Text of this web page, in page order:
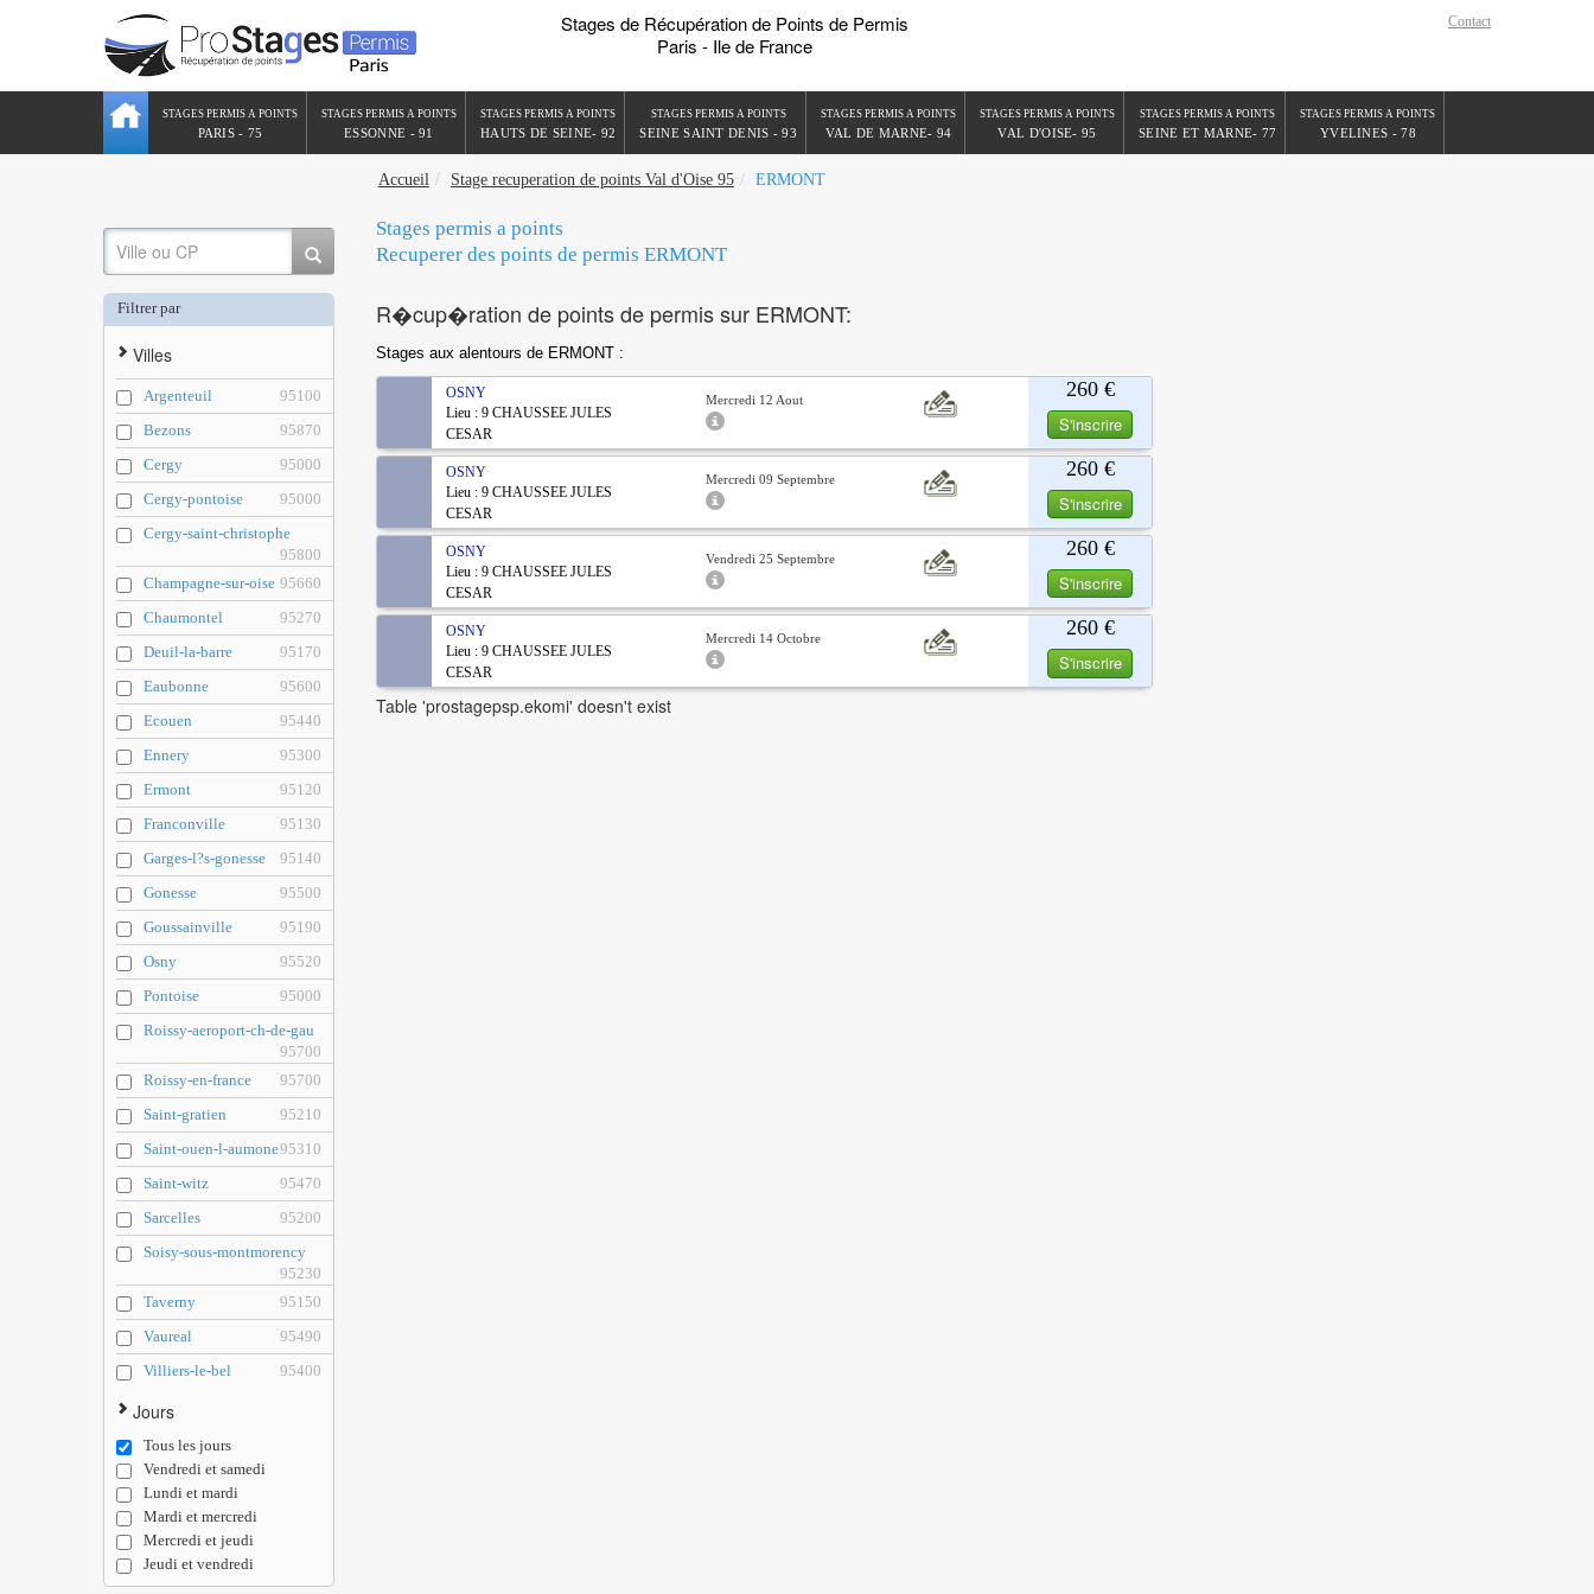
Stages de Récupération de Points de Permis
Paris - Ile de France
Contact
STAGES PERMIS A POINTS
PARIS - 75
STAGES PERMIS A POINTS
ESSONNE - 91
STAGES PERMIS A POINTS
HAUTS DE SEINE- 92
STAGES PERMIS A POINTS
SEINE SAINT DENIS - 93
STAGES PERMIS A POINTS
VAL DE MARNE- 94
STAGES PERMIS A POINTS
VAL D'OISE- 95
STAGES PERMIS A POINTS
SEINE ET MARNE- 77
STAGES PERMIS A POINTS
YVELINES - 78
Accueil Stage recuperation de points Val d'Oise 95 ERMONT
Filtrer par
Villes
Argenteuil
95100
Bezons
95870
Cergy
95000
Cergy-pontoise
95000
Cergy-saint-christophe
95800
Champagne-sur-oise 95660
Chaumontel
95270
Deuil-la-barre
95170
Eaubonne
95600
Ecouen
95440
Ennery
95300
Ermont
95120
Franconville
95130
Garges-l?s-gonesse
95140
Gonesse
95500
Goussainville
95190
Osny
95520
Pontoise
95000
Roissy-aeroport-ch-de-gau
95700
Roissy-en-france
95700
Saint-gratien
95210
Saint-ouen-l-aumone95310
Saint-witz
95470
Sarcelles
95200
Soisy-sous-montmorency
95230
Taverny
95150
Vaureal
95490
Villiers-le-bel
95400
Jours
Tous les jours
Vendredi et samedi
Lundi et mardi
Mardi et mercredi
Mercredi et jeudi
Jeudi et vendredi
Stages permis a points
Recuperer des points de permis ERMONT
R�cup�ration de points de permis sur ERMONT:
Stages aux alentours de ERMONT :
260 €
S'inscrire
OSNY
Lieu : 9 CHAUSSEE JULES
CESAR
Mercredi 12 Aout
260 €
S'inscrire
OSNY
Lieu : 9 CHAUSSEE JULES
CESAR
Mercredi 09 Septembre
260 €
S'inscrire
OSNY
Lieu : 9 CHAUSSEE JULES
CESAR
Vendredi 25 Septembre
260 €
S'inscrire
OSNY
Lieu : 9 CHAUSSEE JULES
CESAR
Mercredi 14 Octobre
Table 'prostagepsp.ekomi' doesn't exist